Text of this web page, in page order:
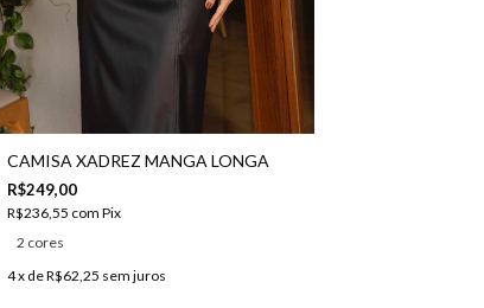
CAMISA XADREZ MANGA LONGA
R$249,00
R$236,55 com Pix
2 cores
4x deR$62,25 sem juros